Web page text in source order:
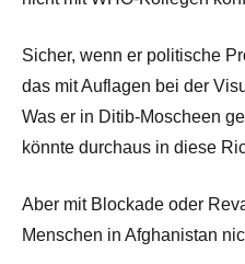
Sicher, wenn er politische
das mit Auflagen bei der
Was er in Ditib-Moscheen
könnte durchaus in diese
Aber mit Blockade oder
Menschen in Afghanistan